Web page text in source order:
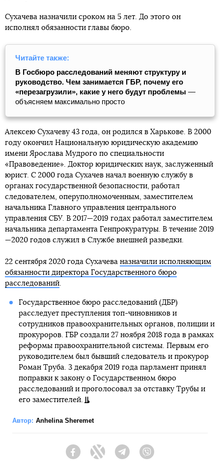
Сухачева назначили сроком на 5 лет. До этого он
исполнял обязанности главы бюро.
Читайте также:
В Госбюро расследований меняют структуру и
руководство. Чем занимается ГБР, почему его
«перезагрузили», какие у него будут проблемы —
объясняем максимально просто
Алексею Сухачеву 43 года, он родился в Харькове. В 2000
году окончил Национальную юридическую академию
имени Ярослава Мудрого по специальности
«Правоведение». Доктор юридических наук, заслуженный
юрист. С 2000 года Сухачев начал военную службу в
органах государственной безопасности, работал
следователем, оперуполномоченным, заместителем
начальника Главного управления центрального
управления СБУ. В 2017—2019 годах работал заместителем
начальника департамента Генпрокуратуры. В течение 2019
—2020 годов служил в Службе внешней разведки.
22 сентября 2020 года Сухачева назначили исполняющим
обязанности директора Государственного бюро
расследований.
Государственное бюро расследований (ДБР)
расследует преступления топ-чиновников и
сотрудников правоохранительных органов, полиции и
прокуроров. ГБР создали 27 ноября 2018 года в рамках
реформы правоохранительной системы. Первым его
руководителем был бывший следователь и прокурор
Роман Труба. 3 декабря 2019 года парламент принял
поправки к закону о Государственном бюро
расследований и проголосовал за отставку Трубы и
его заместителей.
Автор: Anhelina Sheremet
FacebookTwitter Telegram